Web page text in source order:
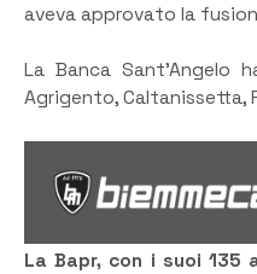
aveva approvato la
La Banca Sant’Angelo
Agrigento, Caltanissetta,
La Bapr, con i suoi 135